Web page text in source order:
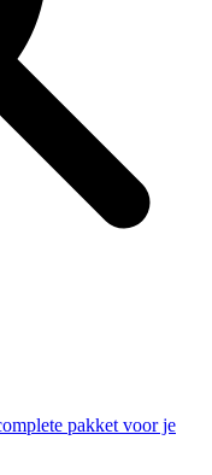
pakket voor je